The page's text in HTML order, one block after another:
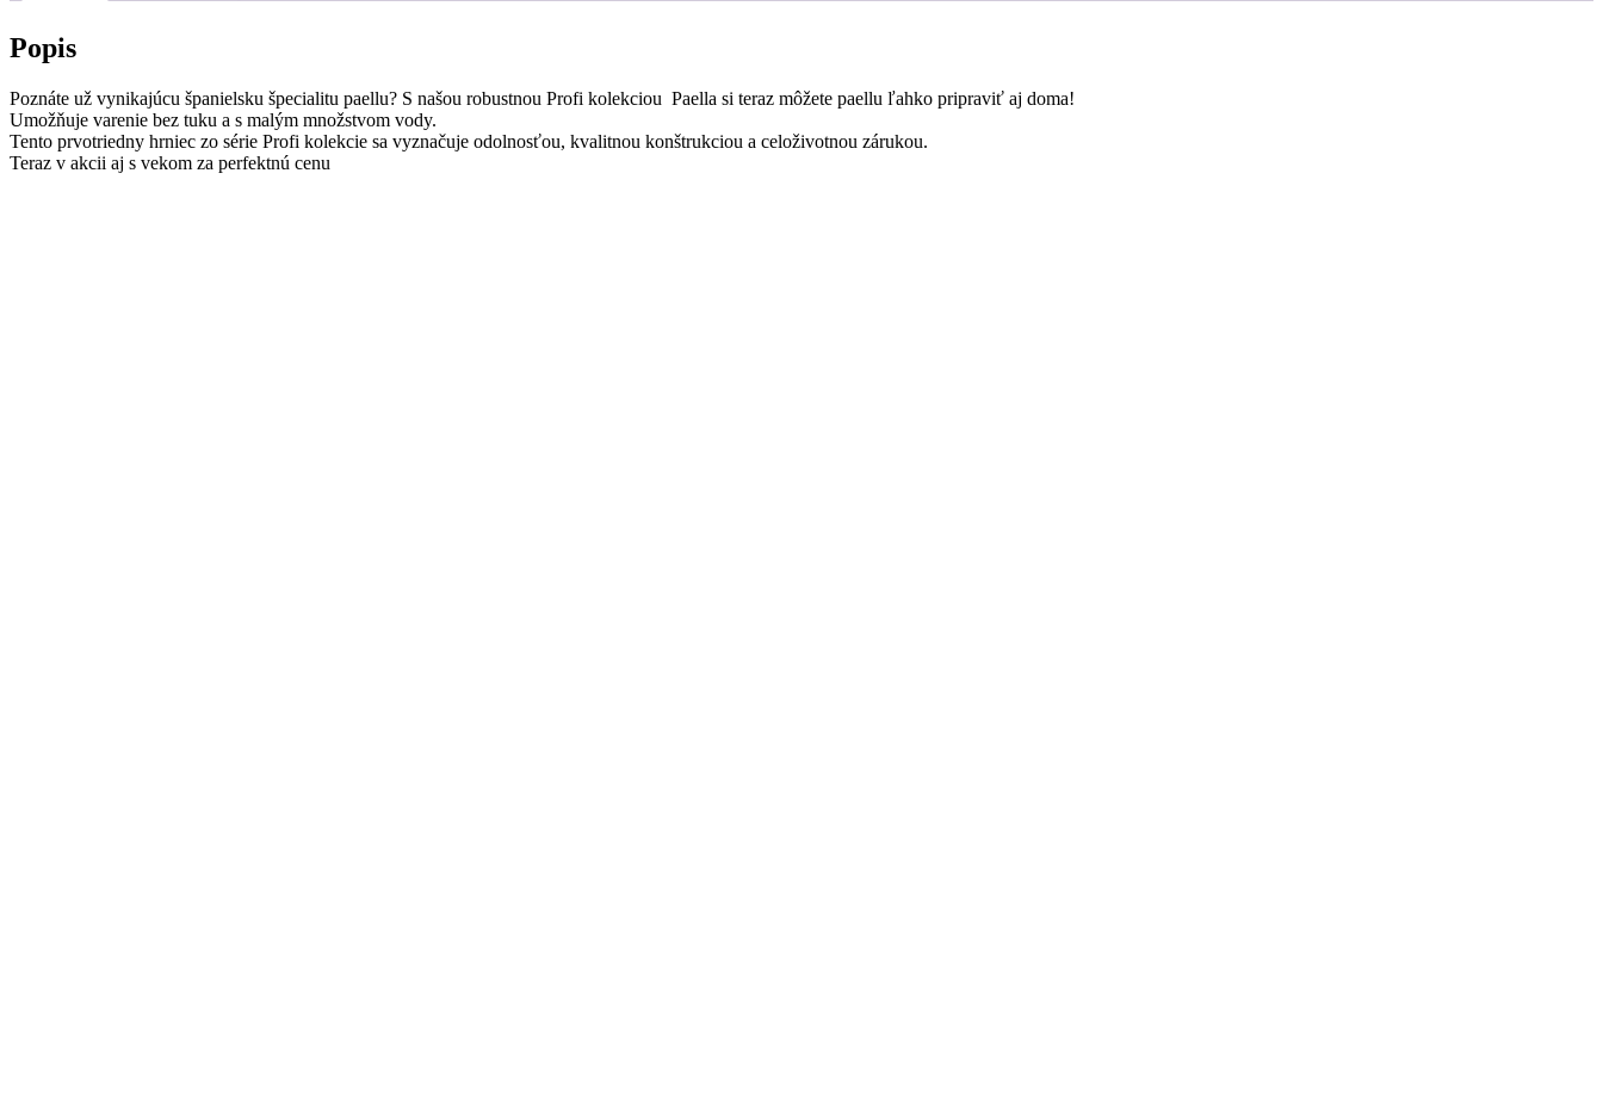
Popis
Poznáte už vynikajúcu španielsku špecialitu paellu? S našou robustnou Profi kolekciou Paella si teraz môžete paellu ľahko pripraviť aj doma!
Umožňuje varenie bez tuku a s malým množstvom vody.
Tento prvotriedny hrniec zo série Profi kolekcie sa vyznačuje odolnosťou, kvalitnou konštrukciou a celoživotnou zárukou.
Teraz v akcii aj s vekom za perfektnú cenu